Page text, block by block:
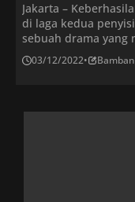
Jakarta –
di laga kedua
sebuah drama yang
Meksiko, Saul
yang tak
lantai ruang ganti
03/12/2022•